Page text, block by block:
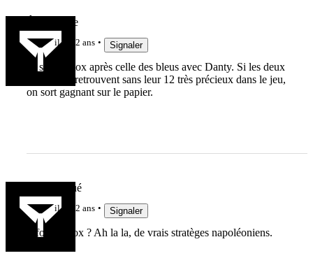
Ô Toulouse
il y a 2 ans Signaler
ça sent l'intox après celle des bleus avec Danty. Si les deux
équipes se retrouvent sans leur 12 très précieux dans le jeu,
on sort gagnant sur le papier.
Sobre Riqué
il y a 2 ans Signaler
Info ou intox ? Ah la la, de vrais stratèges napoléoniens.